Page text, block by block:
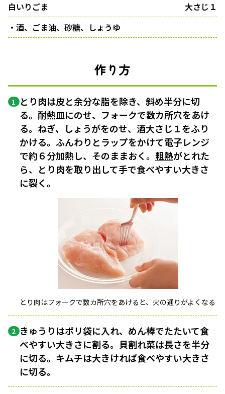
白いりごま
大さじ１
・酒、ごま油、砂糖、しょうゆ
作り方
1 とり肉は皮と余分な脂を除き、斜め半分に切
る。耐熱皿にのせ、フォークで数カ所穴をあけ
る。ねぎ、しょうがをのせ、酒大さじ１をふり
かける。ふんわりとラップをかけて電子レンジ
で約６分加熱し、そのままおく。 粗熱がとれた
ら、とり肉を取り出して手で食べやすい大きさ
に裂く。
とり肉はフォークで数カ所穴をあけると、火の通りがよくなる
2 きゅうりはポリ袋に入れ、めん棒でたたいて食
べやすい大きさに割る。貝割れ菜は長さを半分
に切る。キムチは大きければ食べやすい大きさ
に切る。